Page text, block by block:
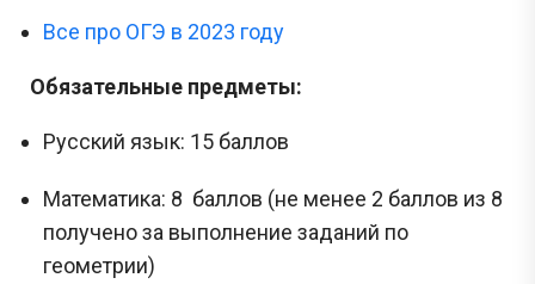
Все про ОГЭ в 2023 году
Обязательные предметы:
Русский язык: 15 баллов
Математика: 8 баллов (не менее 2 баллов из 8
получено за выполнение заданий по
геометрии)